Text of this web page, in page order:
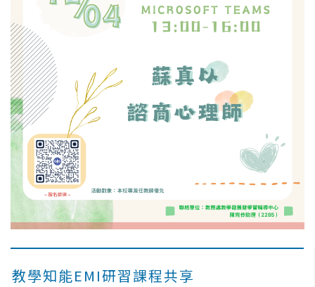
教學知能EMI研習課程共享